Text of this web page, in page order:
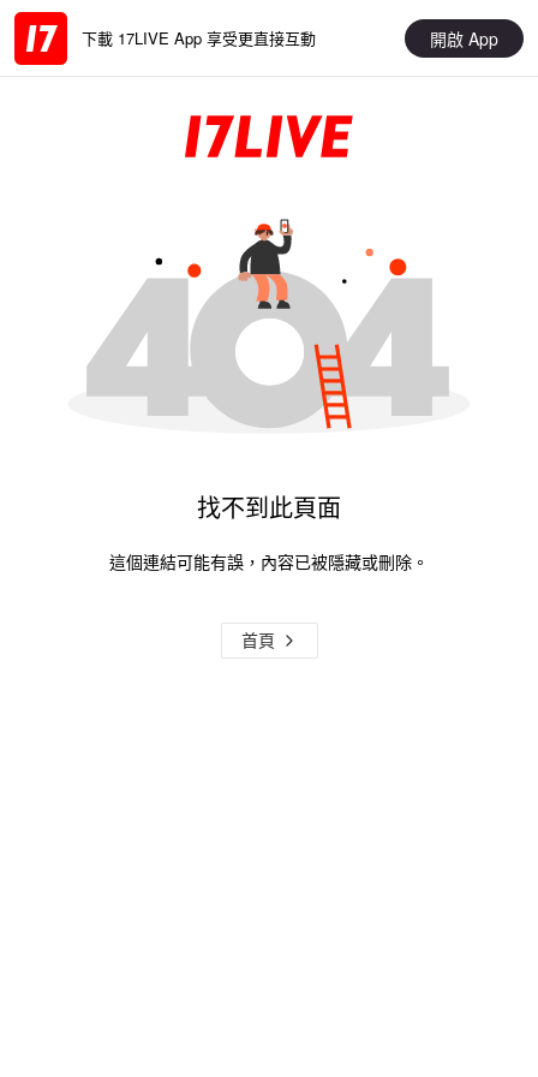
下載 17LIVE App 享受更直接互動 開啟 App
找不到此頁面
這個連結可能有誤，內容已被隱藏或刪除。
首頁